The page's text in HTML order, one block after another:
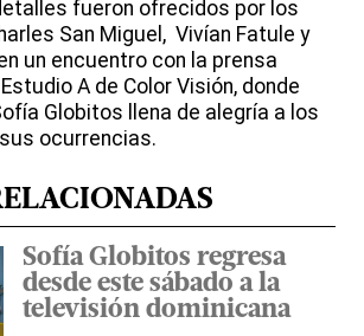
fueron ofrecidos por los
San Miguel, Vivían Fatule y
un encuentro con la prensa
A de Color Visión, donde
Globitos llena de alegría a los
ocurrencias.
Sofía Globitos regresa
desde este sábado a la
televisión dominicana